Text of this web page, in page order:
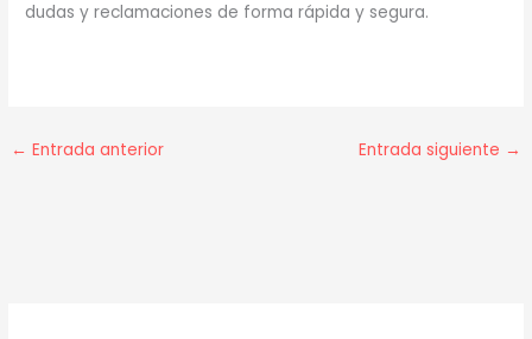
dudas y reclamaciones de forma rápida y segura.
← Entrada anterior Entrada siguiente →